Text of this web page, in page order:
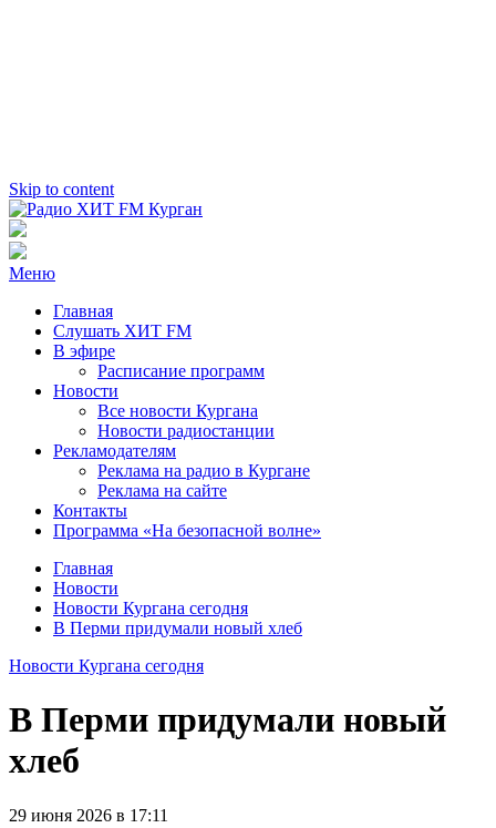
Skip to content
Радио ХИТ FM Курган
103.2 FM
Меню
Главная
Слушать ХИТ FM
В эфире
Расписание программ
Новости
Все новости Кургана
Новости радиостанции
Рекламодателям
Реклама на радио в Кургане
Реклама на сайте
Контакты
Программа «На безопасной волне»
Главная
Новости
Новости Кургана сегодня
В Перми придумали новый хлеб
Новости Кургана сегодня
В Перми придумали новый
хлеб
29 июня 2026 в 17:11